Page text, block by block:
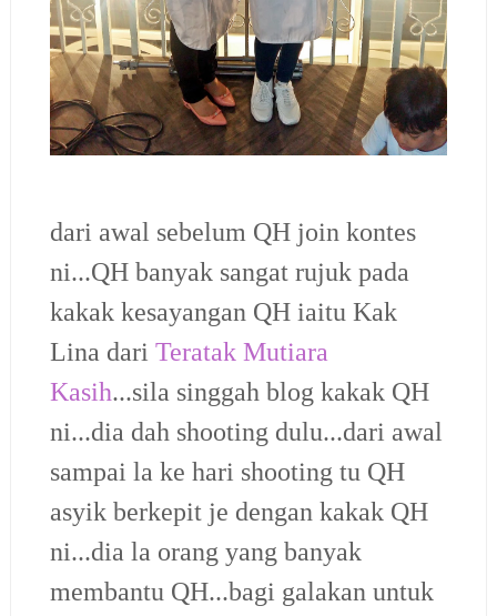
dari awal sebelum QH join kontes
ni...QH banyak sangat rujuk pada
kakak kesayangan QH iaitu Kak
Lina dari Teratak Mutiara
Kasih...sila singgah blog kakak QH
ni...dia dah shooting dulu...dari awal
sampai la ke hari shooting tu QH
asyik berkepit je dengan kakak QH
ni...dia la orang yang banyak
membantu QH...bagi galakan untuk